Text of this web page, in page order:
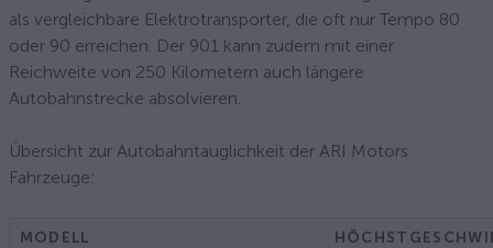
als vergleichbare Elektrotransporter, die oft nur Tempo 80
oder 90 erreichen. Der 901 kann zudem mit einer
Reichweite von 250 Kilometern auch längere
Autobahnstrecke absolvieren.
Übersicht zur Autobahntauglichkeit der ARI Motors
Fahrzeuge:
MODELL